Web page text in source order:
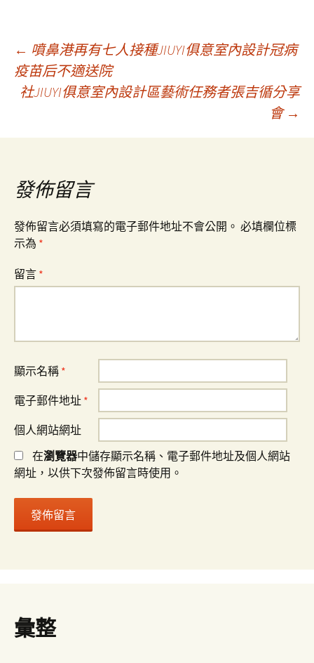
文
章
導
覽
← 噴鼻港再有七人接種JIUYI俱意室內設計冠病
疫苗后不適送院
社JIUYI俱意室內設計區藝術任務者張吉循分享
會 →
發佈留言
發佈留言必須填寫的電子郵件地址不會公開。 必填欄位標
示為 *
留言 *
顯示名稱 *
電子郵件地址 *
個人網站網址
在瀏覽器中儲存顯示名稱、電子郵件地址及個人網站
網址，以供下次發佈留言時使用。
彙整